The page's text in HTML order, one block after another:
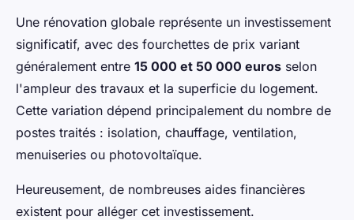
Une rénovation globale représente un investissement
significatif, avec des fourchettes de prix variant
généralement entre 15 000 et 50 000 euros selon
l'ampleur des travaux et la superficie du logement.
Cette variation dépend principalement du nombre de
postes traités : isolation, chauffage, ventilation,
menuiseries ou photovoltaïque.
Heureusement, de nombreuses aides financières
existent pour alléger cet investissement.